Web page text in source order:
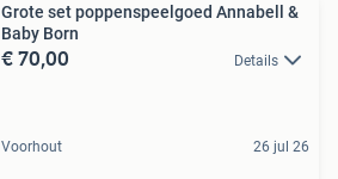
Grote set poppenspeelgoed Annabell &
Baby Born
€ 70,00 Details
Voorhout 26 jul 26